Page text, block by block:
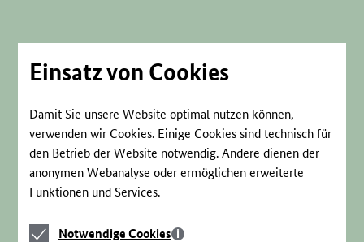
Einsatz von Cookies
Damit Sie unsere Website optimal nutzen können,
verwenden wir Cookies. Einige Cookies sind technisch für
den Betrieb der Website notwendig. Andere dienen der
anonymen Webanalyse oder ermöglichen erweiterte
Funktionen und Services.
Notwendige
Notwendige Cookies